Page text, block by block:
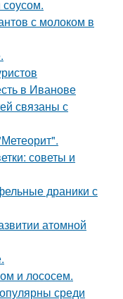
с молоком в
в Иванове
связаны с
советы и
драники с
атомной
и лососем.
среди